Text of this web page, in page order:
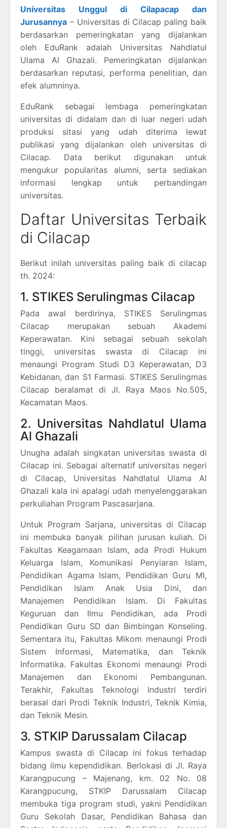
Universitas Unggul di Cilapacap dan
Jurusannya – Universitas di Cilacap paling baik
berdasarkan pemeringkatan yang dijalankan
oleh EduRank adalah Universitas Nahdlatul
Ulama Al Ghazali. Pemeringkatan dijalankan
berdasarkan reputasi, performa penelitian, dan
efek alumninya.
EduRank sebagai lembaga pemeringkatan
universitas di didalam dan di luar negeri udah
produksi sitasi yang udah diterima lewat
publikasi yang dijalankan oleh universitas di
Cilacap. Data berikut digunakan untuk
mengukur popularitas alumni, serta sediakan
informasi lengkap untuk perbandingan
universitas.
Daftar Universitas Terbaik
di Cilacap
Berikut inilah universitas paling baik di cilacap
th. 2024:
1. STIKES Serulingmas Cilacap
Pada awal berdirinya, STIKES Serulingmas
Cilacap merupakan sebuah Akademi
Keperawatan. Kini sebagai sebuah sekolah
tinggi, universitas swasta di Cilacap ini
menaungi Program Studi D3 Keperawatan, D3
Kebidanan, dan S1 Farmasi. STIKES Serulingmas
Cilacap beralamat di Jl. Raya Maos No.505,
Kecamatan Maos.
2. Universitas Nahdlatul Ulama
Al Ghazali
Unugha adalah singkatan universitas swasta di
Cilacap ini. Sebagai alternatif universitas negeri
di Cilacap, Universitas Nahdlatul Ulama Al
Ghazali kala ini apalagi udah menyelenggarakan
perkuliahan Program Pascasarjana.
Untuk Program Sarjana, universitas di Cilacap
ini membuka banyak pilihan jurusan kuliah. Di
Fakultas Keagamaan Islam, ada Prodi Hukum
Keluarga Islam, Komunikasi Penyiaran Islam,
Pendidikan Agama Islam, Pendidikan Guru MI,
Pendidikan Islam Anak Usia Dini, dan
Manajemen Pendidikan Islam. Di Fakultas
Keguruan dan Ilmu Pendidikan, ada Prodi
Pendidikan Guru SD dan Bimbingan Konseling.
Sementara itu, Fakultas Mikom menaungi Prodi
Sistem Informasi, Matematika, dan Teknik
Informatika. Fakultas Ekonomi menaungi Prodi
Manajemen dan Ekonomi Pembangunan.
Terakhir, Fakultas Teknologi Industri terdiri
berasal dari Prodi Teknik Industri, Teknik Kimia,
dan Teknik Mesin.
3. STKIP Darussalam Cilacap
Kampus swasta di Cilacap ini fokus terhadap
bidang ilmu kependidikan. Berlokasi di Jl. Raya
Karangpucung – Majenang, km. 02 No. 08
Karangpucung, STKIP Darussalam Cilacap
membuka tiga program studi, yakni Pendidikan
Guru Sekolah Dasar, Pendidikan Bahasa dan